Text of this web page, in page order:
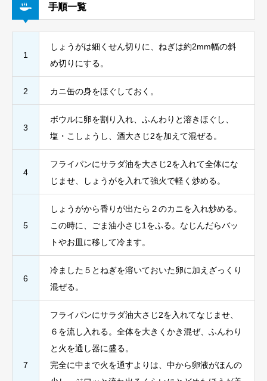
手順一覧
1
しょうがは細くせん切りに、ねぎは約2mm幅の斜
め切りにする。
2 カニ缶の身をほぐしておく。
3
ボウルに卵を割り入れ、ふんわりと溶きほぐし、
塩・こしょうし、酒大さじ2を加えて混ぜる。
4
フライパンにサラダ油を大さじ2を入れて全体にな
じませ、しょうがを入れて強火で軽く炒める。
5
しょうがから香りが出たら２のカニを入れ炒める。
この時に、ごま油小さじ1をふる。なじんだらバッ
トやお皿に移して冷ます。
6
冷ました５とねぎを溶いておいた卵に加えざっくり
混ぜる。
7
フライパンにサラダ油大さじ2を入れてなじませ、
６を流し入れる。全体を大きくかき混ぜ、ふんわり
と火を通し器に盛る。
完全に中まで火を通すよりは、中から卵液がほんの